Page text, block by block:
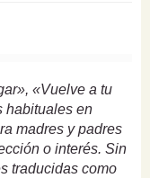
«Vuelve a tu
habituales en
madres y padres
o interés. Sin
traducidas como